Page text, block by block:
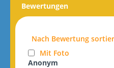
Bewertungen
Nach Bewertung
Mit Foto
Anonym